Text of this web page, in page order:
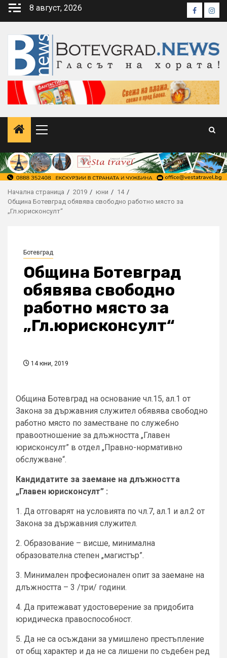
Skip
8 август, 2026 Facebook
Primary
Начална страница 2019 юни
14
Община Ботевград обявява свободно работно място за
„Гл.юрисконсулт“
Ботевград
Община Ботевград
обявява свободно
работно място за
„Гл.юрисконсулт“
14 юни, 2019
Община Ботевград на основание чл.15, ал.1 от
Закона за държавния служител обявява свободно
работно място по заместване по служебно
правоотношение за длъжността „Главен
юрисконсулт” в отдел „Правно-нормативно
обслужване“.
Кандидатите за заемане на длъжността
„Главен юрисконсулт” :
1. Да отговарят на условията по чл.7, ал.1 и ал.2 от
Закона за държавния служител.
2. Образование – висше, минимална
образователна степен „магистър”.
3. Минимален професионален опит за заемане на
длъжността – 3 /три/ години.
4. Да притежават удостоверение за придобита
юридическа правоспособност.
5. Да не са осъждани за умишлено престъпление
от общ характер и да не са лишени по съдебен ред